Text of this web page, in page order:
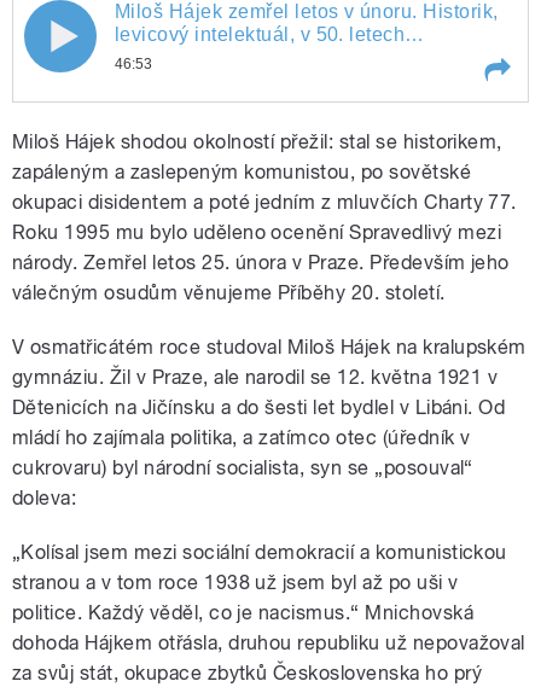
pause
Miloš Hájek zemřel letos v únoru. Historik,
levicový intelektuál, v 50. letech
přesvědčený komunista, po roce 1968
disident a mluvčí Charty 77. Byl držitelem
ocenění Spravedlivý mezi národy. Adam
okupace.
46:53
Miloš Hájek shodou okolností přežil: stal se historikem,
zapáleným a zaslepeným komunistou, po sovětské
okupaci disidentem a poté jedním z mluvčích Charty 77.
Roku 1995 mu bylo uděleno ocenění Spravedlivý mezi
národy. Zemřel letos 25. února v Praze. Především jeho
válečným osudům věnujeme Příběhy 20. století.
V osmatřicátém roce studoval Miloš Hájek na kralupském
gymnáziu. Žil v Praze, ale narodil se 12. května 1921 v
Dětenicích na Jičínsku a do šesti let bydlel v Libáni. Od
mládí ho zajímala politika, a zatímco otec (úředník v
cukrovaru) byl národní socialista, syn se „posouval“
doleva:
„Kolísal jsem mezi sociální demokracií a komunistickou
stranou a v tom roce 1938 už jsem byl až po uši v
politice. Každý věděl, co je nacismus.“ Mnichovská
dohoda Hájkem otřásla, druhou republiku už nepovažoval
za svůj stát, okupace zbytků Československa ho prý